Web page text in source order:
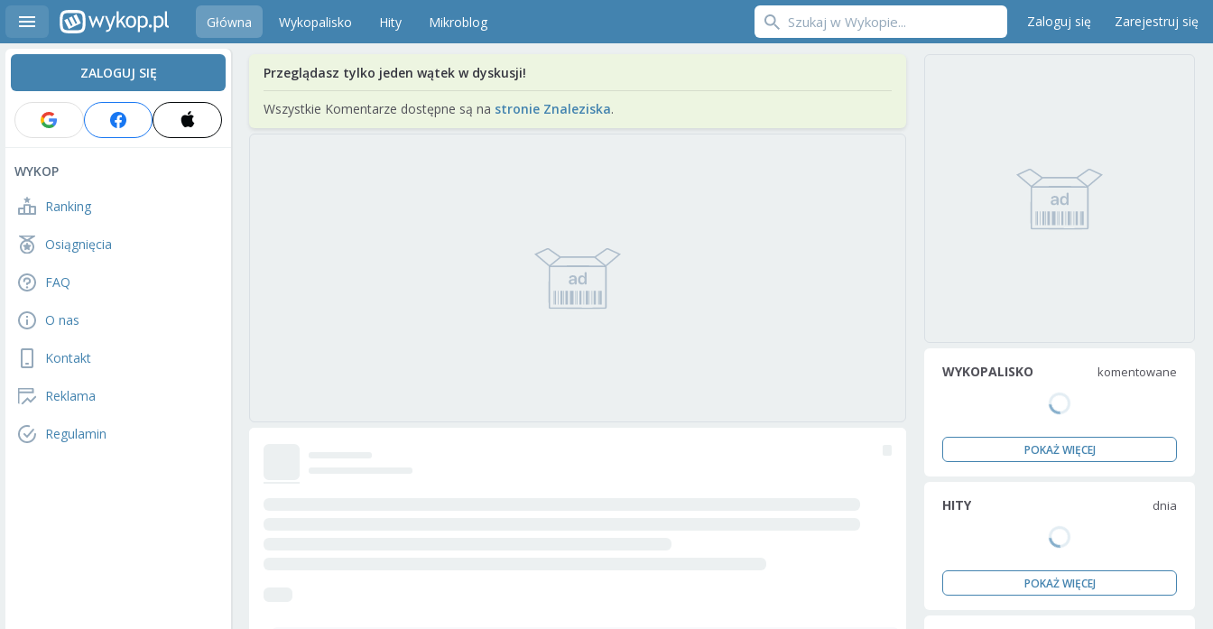
Główna Wykopalisko Hity Mikroblog Zaloguj się Zarejestruj się
ZALOGUJ SIĘ
WYKOP
Ranking
Osiągnięcia
FAQ
O nas
Kontakt
Reklama
Regulamin
Przeglądasz tylko jeden wątek w dyskusji!
Wszystkie Komentarze dostępne są na stronie Znaleziska.
WYKOPALISKO komentowane
POKAŻ WIĘCEJ
HITY dnia
POKAŻ WIĘCEJ